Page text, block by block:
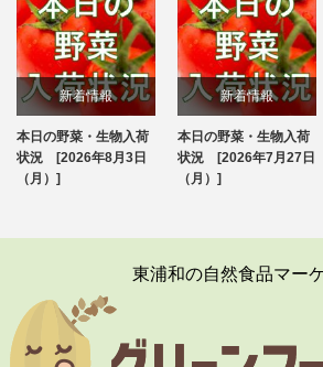
新着情報
ブログ
本日の野菜・生物入荷
状況 [2026年8月3日
（月）]
新着情報
ブログ
本日の野菜・生物入荷
状況 [2026年7月27日
（月）]
東浦和の自然食品マー